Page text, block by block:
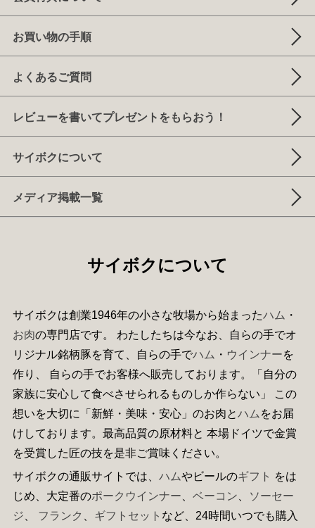
お買い物の手順
よくあるご質問
レビューを書いてプレゼントをもらおう！
サイボクについて
メディア掲載一覧
サイボクについて
サイボクは創業1946年の小さな牧場から始まったハム ・
お肉の専門店です。 わたしたちは今なお、自らの手でオ
リジナル銘柄豚を育て、自らの手でハム ・ ウインナーを
作り、 自らの手でお客様へ販売しております。「自分の
家族に安心して食べさせられるものしか作らない」 この
想いを大切に「新鮮・美味・安心」のお肉とハム をお届
けしております。最高品質の原材料と 本場ドイツで金賞
を受賞した匠の技を是非ご賞味ください。
サイボクの通販サイトでは、 ハムやビールのギフト をは
じめ、大定番のポークウインナー ベーコン
ソーセー
ジ
フランク ギフトセット など、24時間いつでも購入